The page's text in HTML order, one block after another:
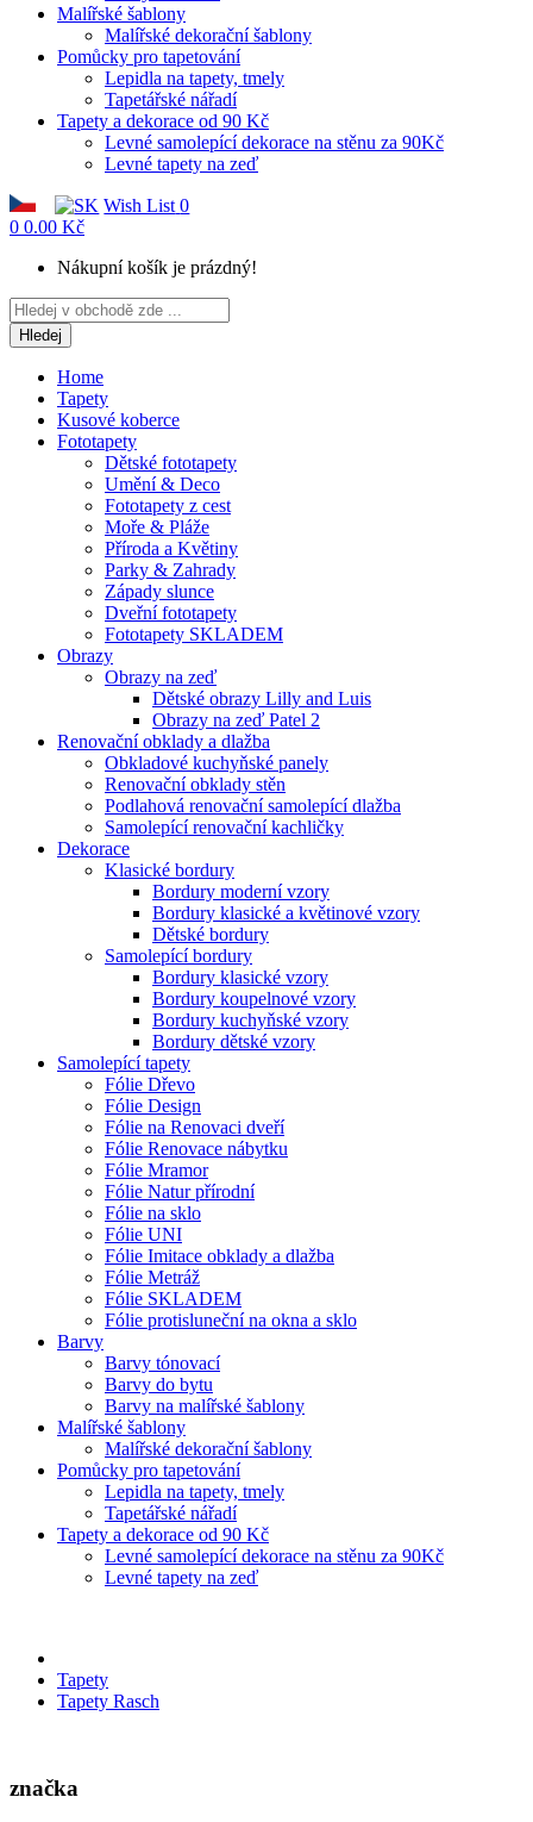
Malířské šablony
Malířské dekorační šablony
Pomůcky pro tapetování
Lepidla na tapety, tmely
Tapetářské nářadí
Tapety a dekorace od 90 Kč
Levné samolepící dekorace na stěnu za 90Kč
Levné tapety na zeď
Wish List 0
0 0.00 Kč
Nákupní košík je prázdný!
Hledej
Home
Tapety
Kusové koberce
Fototapety
Dětské fototapety
Umění & Deco
Fototapety z cest
Moře & Pláže
Příroda a Květiny
Parky & Zahrady
Západy slunce
Dveřní fototapety
Fototapety SKLADEM
Obrazy
Obrazy na zeď
Dětské obrazy Lilly and Luis
Obrazy na zeď Patel 2
Renovační obklady a dlažba
Obkladové kuchyňské panely
Renovační obklady stěn
Podlahová renovační samolepící dlažba
Samolepící renovační kachličky
Dekorace
Klasické bordury
Bordury moderní vzory
Bordury klasické a květinové vzory
Dětské bordury
Samolepící bordury
Bordury klasické vzory
Bordury koupelnové vzory
Bordury kuchyňské vzory
Bordury dětské vzory
Samolepící tapety
Fólie Dřevo
Fólie Design
Fólie na Renovaci dveří
Fólie Renovace nábytku
Fólie Mramor
Fólie Natur přírodní
Fólie na sklo
Fólie UNI
Fólie Imitace obklady a dlažba
Fólie Metráž
Fólie SKLADEM
Fólie protisluneční na okna a sklo
Barvy
Barvy tónovací
Barvy do bytu
Barvy na malířské šablony
Malířské šablony
Malířské dekorační šablony
Pomůcky pro tapetování
Lepidla na tapety, tmely
Tapetářské nářadí
Tapety a dekorace od 90 Kč
Levné samolepící dekorace na stěnu za 90Kč
Levné tapety na zeď
Tapety
Tapety Rasch
značka